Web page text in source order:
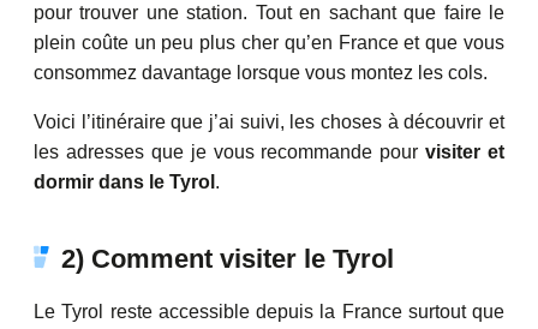
pour trouver une station. Tout en sachant que faire le
plein coûte un peu plus cher qu’en France et que vous
consommez davantage lorsque vous montez les cols.
Voici l’itinéraire que j’ai suivi, les choses à découvrir et
les adresses que je vous recommande pourvisiter et
dormir dans le Tyrol .
2) Comment visiter le Tyrol
Le Tyrol reste accessible depuis la France surtout que